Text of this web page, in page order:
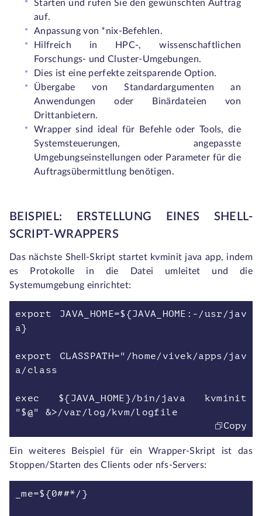
Starten und rufen Sie den gewünschten Auftrag
auf.
Anpassung von *nix-Befehlen.
Hilfreich in HPC-, wissenschaftlichen
Forschungs- und Cluster-Umgebungen.
Dies ist eine perfekte zeitsparende Option.
Übergabe von Standardargumenten an
Anwendungen oder Binärdateien von
Drittanbietern.
Wrapper sind ideal für Befehle oder Tools, die
Systemsteuerungen, angepasste
Umgebungseinstellungen oder Parameter für die
Auftragsübermittlung benötigen.
BEISPIEL: ERSTELLUNG EINES SHELL-
SCRIPT-WRAPPERS
Das nächste Shell-Skript startet kvminit java app, indem
es Protokolle in die Datei umleitet und die
Systemumgebung einrichtet:
export JAVA_HOME=${JAVA_HOME:-/usr/jav
a}
export CLASSPATH="/home/vivek/apps/jav
a/class
exec ${JAVA_HOME}/bin/java kvminit
"$@" &>/var/log/kvm/logfile
Copy
Ein weiteres Beispiel für ein Wrapper-Skript ist das
Stoppen/Starten des Clients oder nfs-Servers:
_me=${0##*/}